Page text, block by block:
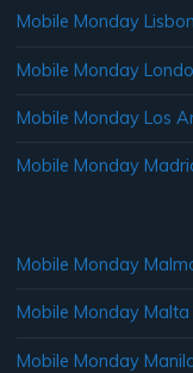
Mobile Monday Lisbon
Mobile Monday
Mobile Monday Los
Mobile Monday
Mobile Monday
Mobile Monday Malta
Mobile Monday